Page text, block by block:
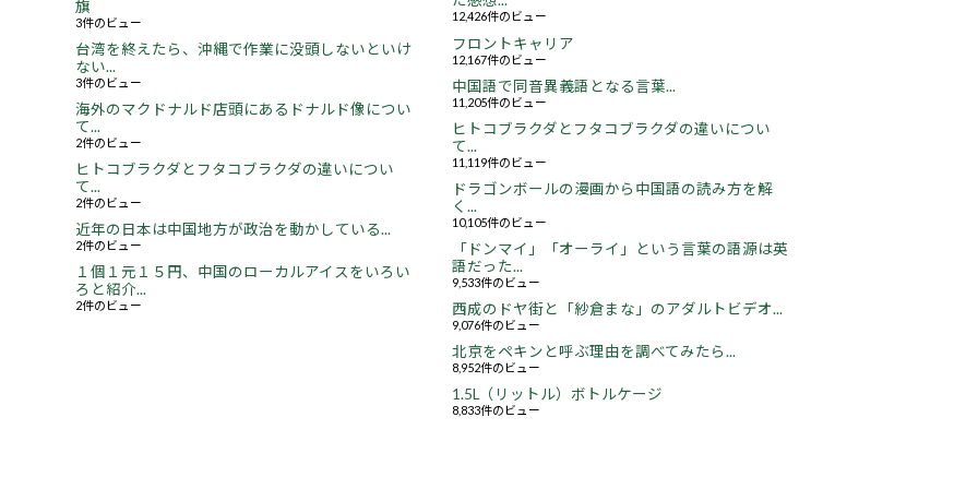
旗
3件のビュー
台湾を終えたら、沖縄で作業に没頭しないといけ
ない...
3件のビュー
海外のマクドナルド店頭にあるドナルド像につい
て...
2件のビュー
ヒトコブラクダとフタコブラクダの違いについ
て...
2件のビュー
近年の日本は中国地方が政治を動かしている...
2件のビュー
１個１元１５円、中国のローカルアイスをいろい
ろと紹介...
2件のビュー
12,426件のビュー
フロントキャリア
12,167件のビュー
中国語で同音異義語となる言葉...
11,205件のビュー
ヒトコブラクダとフタコブラクダの違いについ
て...
11,119件のビュー
ドラゴンボールの漫画から中国語の読み方を解
く...
10,105件のビュー
「ドンマイ」「オーライ」という言葉の語源は英
語だった...
9,533件のビュー
西成のドヤ街と「紗倉まな」のアダルトビデオ...
9,076件のビュー
北京をペキンと呼ぶ理由を調べてみたら...
8,952件のビュー
1.5L（リットル）ボトルケージ
8,833件のビュー